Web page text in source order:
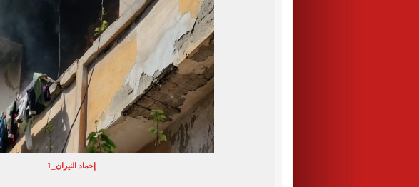
إخماد النيران_1